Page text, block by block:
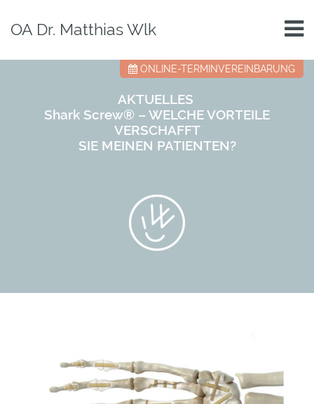
ONLINE-TERMINVEREINBARUNG
OA Dr. Matthias Wlk
AKTUELLES
Shark Screw® – WELCHE VORTEILE
VERSCHAFFT
SIE MEINEN PATIENTEN?